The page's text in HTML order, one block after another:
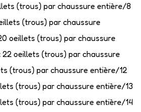
(trous) par chaussure entière/8
(trous) par chaussure
oeillets (trous) par chaussure
22 oeillets (trous) par chaussure
(trous) par chaussure entière/12
(trous) par chaussure entière/13
(trous) par chaussure entière/14